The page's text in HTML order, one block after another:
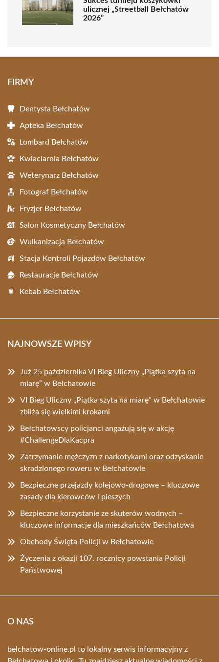
ulicznej „Streetball Bełchatów
2026”
FIRMY
Dentysta Bełchatów
Apteka Bełchatów
Lombard Bełchatów
Kwiaciarnia Bełchatów
Weterynarz Bełchatów
Fotograf Bełchatów
Fryzjer Bełchatów
Salon Kosmetyczny Bełchatów
Wulkanizacja Bełchatów
Stacja Kontroli Pojazdów Bełchatów
Restauracje Bełchatów
Kebab Bełchatów
NAJNOWSZE WPISY
Już 25 października VI Bieg Uliczny „Piątka szyta na
miarę” w Bełchatowie
VI Bieg Uliczny „Piątka szyta na miarę” w Bełchatowie
zbliża się wielkimi krokami
Bełchatowscy policjanci angażują się w akcję
#ChallengeDlaKacpra
Zatrzymanie mężczyzn z narkotykami oraz odzyskanie
skradzionego roweru w Bełchatowie
Bezpieczne przejazdy kolejowo-drogowe – kluczowe
zasady dla kierowców i pieszych
Bezpieczne korzystanie ze skuterów wodnych –
kluczowe informacje dla mieszkańców Bełchatowa
Obchody Święta Policji w Bełchatowie
Życzenia z okazji 107. rocznicy powstania Policji
Państwowej
O NAS
belchatow-online.pl to lokalny serwis informacyjny z